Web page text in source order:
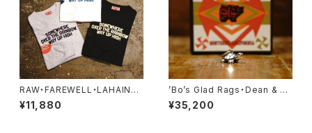
RAW・FAREWELL・LAHAINA,
MAUI・Long Sleeve Tee
¥11,880
’Bo’s Glad Rags・Dean & C
ody’s Traveler’s Charm Pu
eblo Crafts Figured Sterlin
¥35,200